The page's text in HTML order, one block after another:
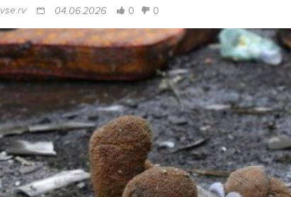
vse.rv 04.06.2026 0 0